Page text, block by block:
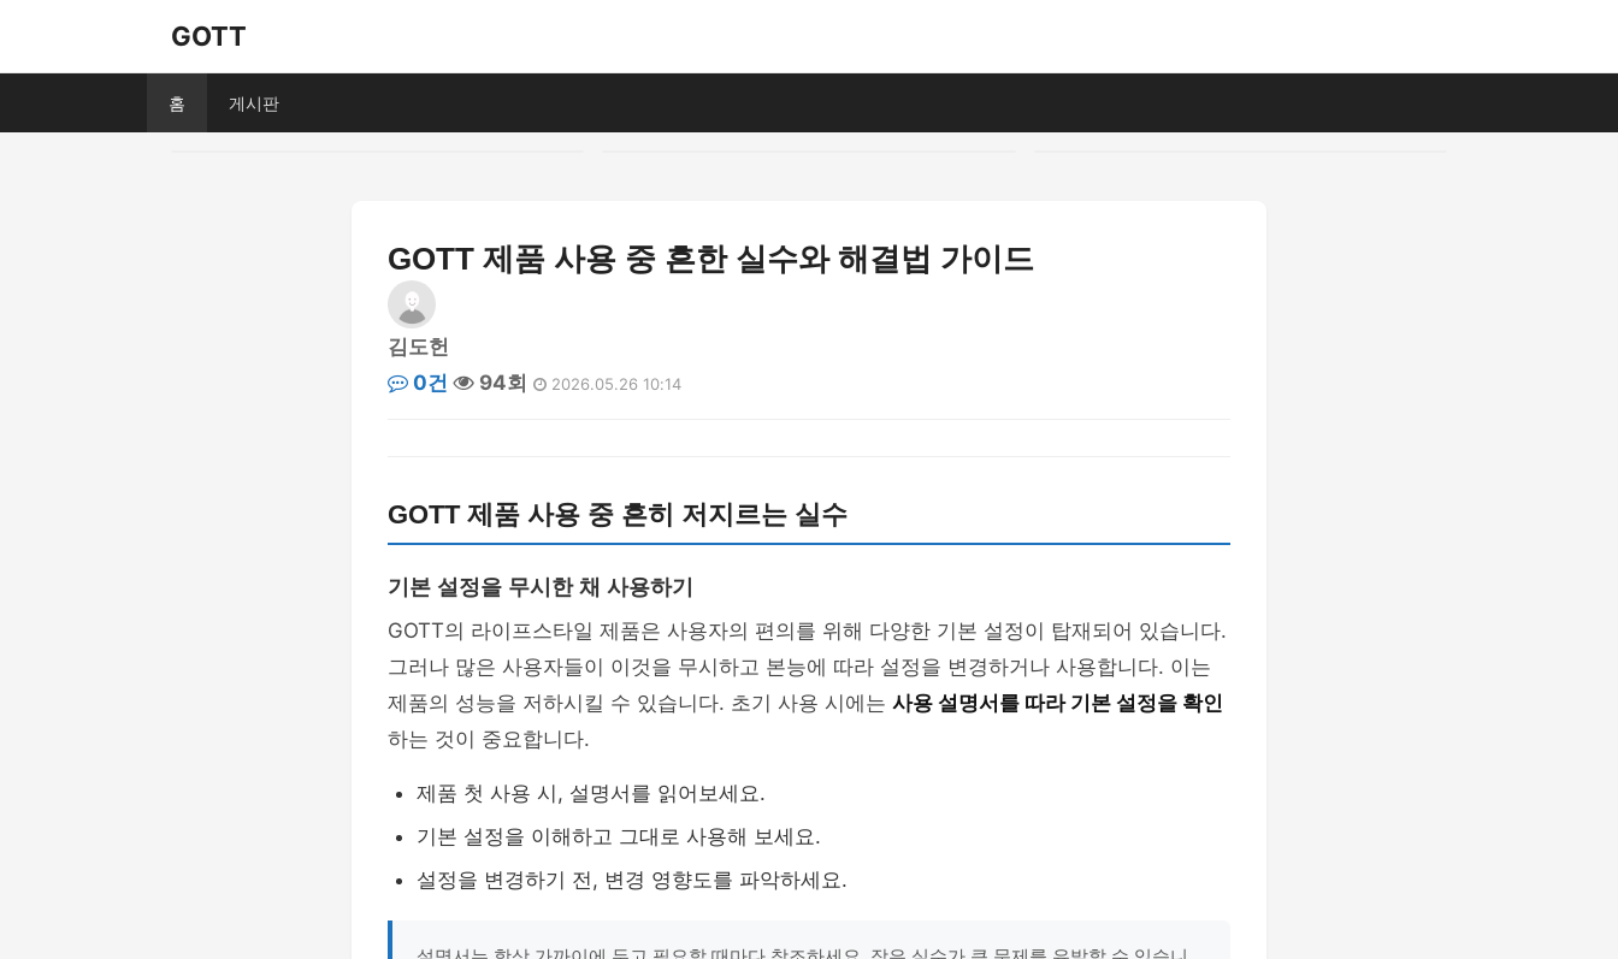
GOTT
홈 게시판
GOTT 제품 사용 중 흔한 실수와 해결법 가이드
김도헌
0건
94회 2026.05.26 10:14
GOTT 제품 사용 중 흔히 저지르는 실수
기본 설정을 무시한 채 사용하기
GOTT의 라이프스타일 제품은 사용자의 편의를 위해 다양한 기본 설정이 탑재되어 있습니다.
그러나 많은 사용자들이 이것을 무시하고 본능에 따라 설정을 변경하거나 사용합니다. 이는
제품의 성능을 저하시킬 수 있습니다. 초기 사용 시에는 사용 설명서를 따라 기본 설정을 확인
하는 것이 중요합니다.
제품 첫 사용 시, 설명서를 읽어보세요.
기본 설정을 이해하고 그대로 사용해 보세요.
설정을 변경하기 전, 변경 영향도를 파악하세요.